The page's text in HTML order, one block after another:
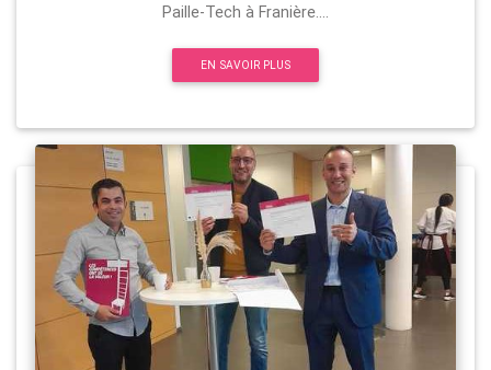
Paille-Tech à Franière....
EN SAVOIR PLUS